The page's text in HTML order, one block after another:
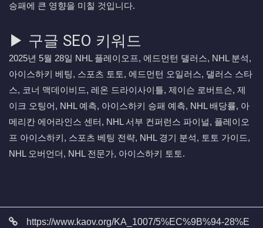
승패에 큰 영향을 미칠 것입니다.
▶ 구글 SEO 키워드
2025년 5월 28일 NHL 플레이오프, 에드먼턴 댈러스, NHL 분석,
아이스하키 베팅, 스포츠 토토, 에드먼턴 오일러스, 댈러스 스타
스, 코너 맥데이비드, 레온 드라이사이틀, 제이슨 로버트슨, 제
이크 오팅어, NHL 예측, 아이스하키 승패 예측, NHL 배당률, 아
메리칸 에어라인스 센터, NHL 서부 컨퍼런스 파이널, 플레이오
프 아이스하키, 스포츠 베팅 전략, NHL 경기 분석, 토토 가이드,
NHL 오버언더, NHL 전문가, 아이스하키 토토.
관련자료https://www.kaov.org/KA_1007/5%EC%9B%94-28%E